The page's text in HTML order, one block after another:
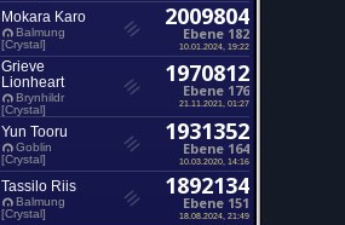
Mokara Karo
Balmung
[Crystal]
2009804
Ebene 182
10.01.2024, 19:22
Grieve
Lionheart
Brynhildr
[Crystal]
1970812
Ebene 176
21.11.2021, 01:27
Yun Tooru
Goblin
[Crystal]
1931352
Ebene 164
10.03.2020, 14:16
Tassilo Riis
Balmung
[Crystal]
1892134
Ebene 151
18.08.2024, 21:49